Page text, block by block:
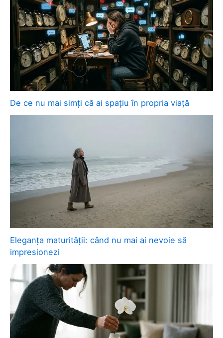
De ce nu mai simți că ai spațiu în propria viață
Eleganța maturității: când nu mai ai nevoie să
impresionezi